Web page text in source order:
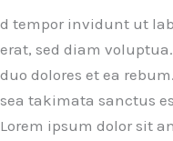
d tempor invidunt ut
erat, sed diam
duo dolores et ea
sea takimata sanctus
Lorem ipsum dolor sit